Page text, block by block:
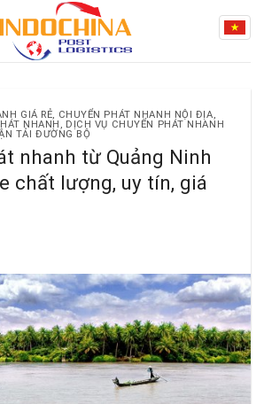
GIÁ RẺ, CHUYỂN PHÁT NHANH NỘI ĐỊA,
NHANH , DỊCH VỤ CHUYỂN PHÁT NHANH
TẢI ĐƯỜNG BỘ
nhanh từ Quảng Ninh
chất lượng, uy tín, giá